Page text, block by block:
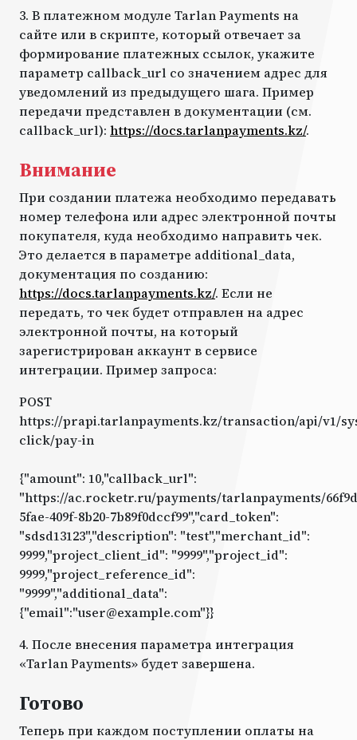
3. В платежном модуле Tarlan Payments на
сайте или в скрипте, который отвечает за
формирование платежных ссылок, укажите
параметр callback_url со значением адрес для
уведомлений из предыдущего шага. Пример
передачи представлен в документации (см.
callback_url): https://docs.tarlanpayments.kz/.
Внимание
При создании платежа необходимо передавать
номер телефона или адрес электронной почты
покупателя, куда необходимо направить чек.
Это делается в параметре additional_data,
документация по созданию:
https://docs.tarlanpayments.kz/. Если не
передать, то чек будет отправлен на адрес
электронной почты, на который
зарегистрирован аккаунт в сервисе
интеграции. Пример запроса:
POST
https://prapi.tarlanpayments.kz/transaction/api/v1/
click/pay-in
{"amount": 10,"callback_url":
"https://ac.rocketr.ru/payments/tarlanpayments/
5fae-409f-8b20-7b89f0dccf99","card_token":
"sdsd13123","description": "test","merchant_id":
9999,"project_client_id": "9999","project_id":
9999,"project_reference_id":
"9999","additional_data":
{"email":"user@example.com"}}
4. После внесения параметра интеграция
«Tarlan Payments» будет завершена.
Готово
Теперь при каждом поступлении оплаты на